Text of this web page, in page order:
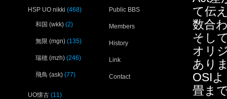
て伝
数合
そし
オリ
あり
OSI
畳ま
Public BBS
Members
History
Link
Contact
HSP UO nikki (468)
和国 (wkk) (2)
無限 (mgn) (135)
瑞穂 (mzh) (246)
飛鳥 (ask) (77)
UO懐古 (11)